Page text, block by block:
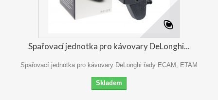
Spařovací jednotka pro kávovary DeLonghi...
Spařovací jednotka pro kávovary DeLonghi řady ECAM, ETAM
Skladem